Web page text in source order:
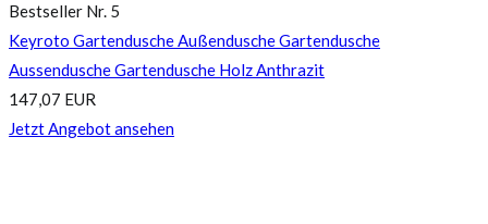
Bestseller Nr. 5
Keyroto Gartendusche Außendusche Gartendusche
Aussendusche Gartendusche Holz Anthrazit
147,07 EUR
Jetzt Angebot ansehen